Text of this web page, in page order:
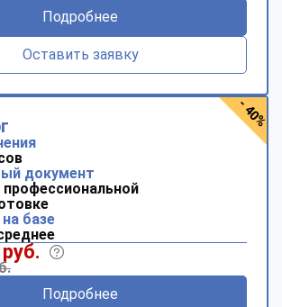
Подробнее
Оставить заявку
документ
базе
Подробнее
- 40%